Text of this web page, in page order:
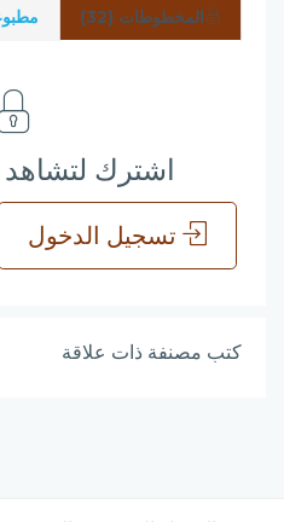
المخطوطات (32)
اشترك
تسجيل الدخول
كتب مصنفة ذات علاقة